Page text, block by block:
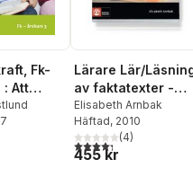
Fk-
: Att
i
för
Totalt antal röster:
Lärare Lär/
av faktatexter -
från läsprocess
lärprocess
Elisabeth Arnbak
Häftad, 2010
4,3utav 5 stjärnor.
(4)
455 kr